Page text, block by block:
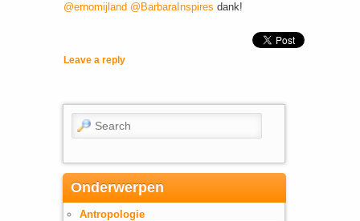
@ernomijland @BarbaraInspires dank!
Leave a reply
Search
Onderwerpen
Antropologie